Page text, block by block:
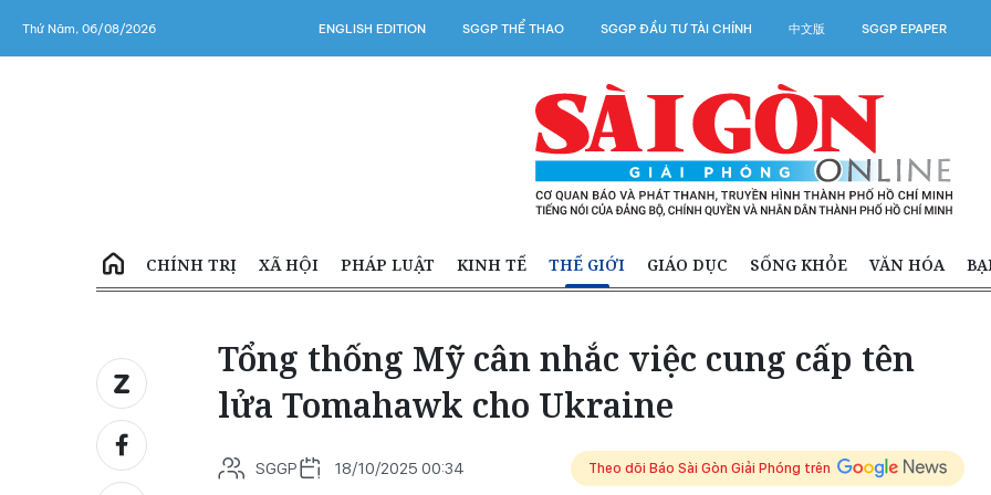
Thứ Năm, 06/08/2026 ENGLISH EDITION SGGP THỂ THAO SGGP ĐẦU TƯ TÀI CHÍNH 中文版 SGGP EPAPER
CHÍNH TRỊ XÃ HỘI PHÁP LUẬT KINH TẾ THẾ GIỚI GIÁO DỤC SỐNG KHỎE VĂN HÓA
Tổng thống Mỹ cân nhắc việc cung cấp tên
lửa Tomahawk cho Ukraine
SGGP 18/10/2025 00:34 Theo dõi Báo Sài Gòn Giải Phóng trên